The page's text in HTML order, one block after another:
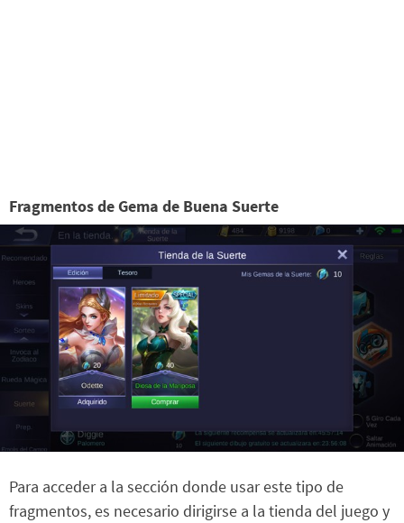
Fragmentos de Gema de Buena Suerte
Para acceder a la sección donde usar este tipo de
fragmentos, es necesario dirigirse a la tienda del juego y